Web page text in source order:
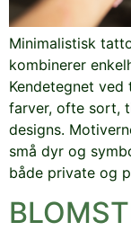
Minimalistisk
kombinerer
Kendetegnet
farver, ofte sort,
designs.
små dyr og
både private og